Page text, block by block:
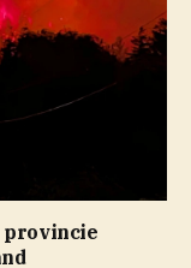
provincie